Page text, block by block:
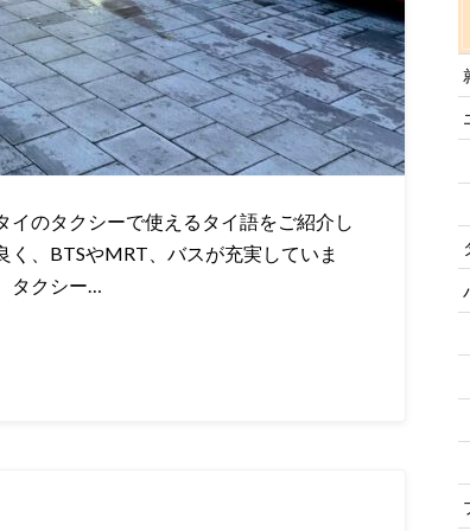
のタクシーで使えるタイ語をご紹介し
、BTSやMRT、バスが充実していま
タクシー…